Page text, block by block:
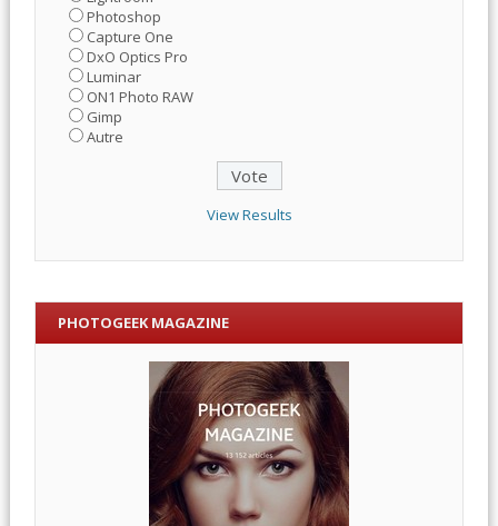
Photoshop
Capture One
DxO Optics Pro
Luminar
ON1 Photo RAW
Gimp
Autre
View Results
PHOTOGEEK MAGAZINE